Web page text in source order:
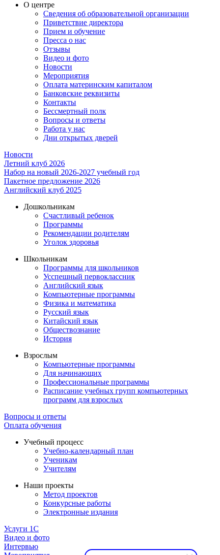
О центре
Сведения об образовательной организации
Приветствие директора
Прием и обучение
Пресса о нас
Отзывы
Видео и фото
Новости
Мероприятия
Оплата материнским капиталом
Банковские реквизиты
Контакты
Бессмертный полк
Вопросы и ответы
Работа у нас
Дни открытых дверей
Новости
Летний клуб 2026
Набор на новый 2026-2027 учебный год
Пакетное предложение 2026
Английский клуб 2025
Дошкольникам
Счастливый ребенок
Программы
Рекомендации родителям
Уголок здоровья
Школьникам
Программы для школьников
Усспешный первоклассник
Английский язык
Компьютерные программы
Физика и математика
Русский язык
Китайский язык
Обществознание
История
Взрослым
Компьютерные программы
Для начинающих
Профессиональные программы
Расписание учебных групп компьютерных
программ для взрослых
Вопросы и ответы
Оплата обучения
Учебный процесс
Учебно-календарный план
Ученикам
Учителям
Наши проекты
Метод проектов
Конкурсные работы
Электронные издания
Услуги 1C
Видео и фото
Интервью